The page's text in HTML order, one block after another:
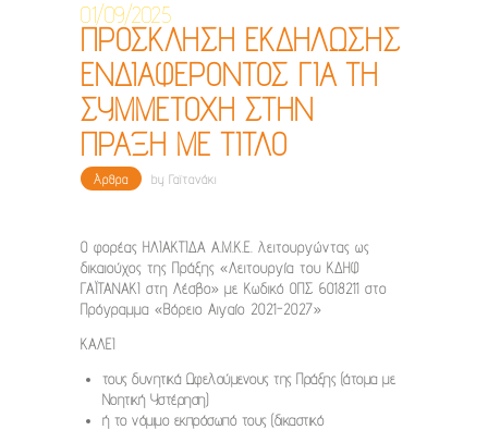
01/09/2025
ΠΡΟΣΚΛΗΣΗ ΕΚΔΗΛΩΣΗΣ
ΕΝΔΙΑΦΕΡΟΝΤΟΣ ΓΙΑ ΤΗ
ΣΥΜΜΕΤΟΧΗ ΣΤΗΝ
ΠΡΑΞΗ ΜΕ ΤΙΤΛΟ
Άρθρα by Γαϊτανάκι
Ο φορέας ΗΛΙΑΚΤΙΔΑ Α.Μ.Κ.Ε. λειτουργώντας ως
δικαιούχος της Πράξης «Λειτουργία του ΚΔΗΦ
ΓΑΪΤΑΝΑΚΙ στη Λέσβο» με Κωδικό ΟΠΣ 6018211 στο
Πρόγραμμα «Βόρειο Αιγαίο 2021-2027»
ΚΑΛΕΙ
τους δυνητικά Ωφελούμενους της Πράξης (άτομα με
Νοητική Υστέρηση)
ή το νόμιμο εκπρόσωπό τους (δικαστικό